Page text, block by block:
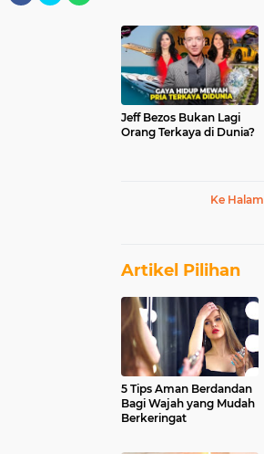
Jeff Bezos Bukan Lagi
Orang Terkaya di Dunia?
Ke
Artikel Pilihan
5 Tips Aman Berdandan
Bagi Wajah yang Mudah
Berkeringat